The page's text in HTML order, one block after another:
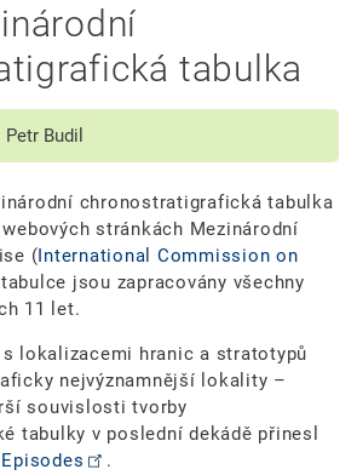
tabulka
Petr Budil
chronostratigrafická tabulka
stránkách Mezinárodní
(International Commission on
jsou zapracovány všechny
11 let.
lokalizacemi hranic a stratotypů
nejvýznamnější lokality –
souvislosti tvorby
tabulky v poslední dekádě přinesl
.